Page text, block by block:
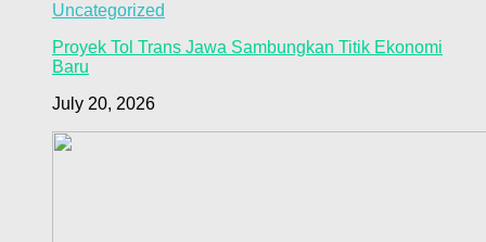
Uncategorized
Proyek Tol Trans Jawa Sambungkan Titik Ekonomi
Baru
July 20, 2026